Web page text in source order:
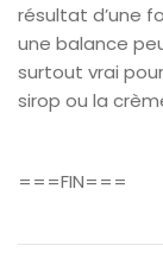
résultat d’une
une balance
surtout vrai
sirop ou la
===FIN===